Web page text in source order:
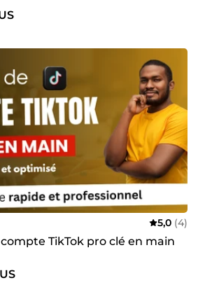
5,0 (4)
TikTok pro clé en main